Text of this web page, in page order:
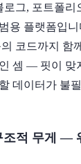
그, 포트폴리
용 플랫폼입니
코드까지 함
셈 — 핏이 맞
데이터가 불
조적 무게 —